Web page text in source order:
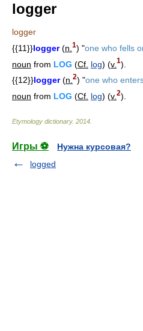
logger
logger
{{11}}logger(n. 1) "one who fells
noun from LOG (Cf. log) (v. 1).
{{12}}logger(n. 2) "one who
noun from LOG (Cf. log) (v. 2).
Etymology dictionary. 2014
Игры ⚽
Нужна курсовая?
logged